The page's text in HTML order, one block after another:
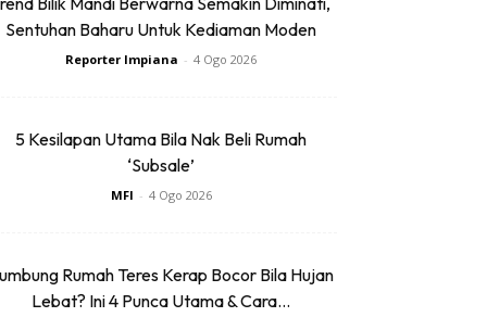
Sentuhan Baharu Untuk Kediaman Moden
Reporter Impiana - 4 Ogo 2026
5 Kesilapan Utama Bila Nak Beli Rumah
‘Subsale’
MFI - 4 Ogo 2026
Rumah Teres Kerap Bocor Bila Hujan
Lebat? Ini 4 Punca Utama & Cara...